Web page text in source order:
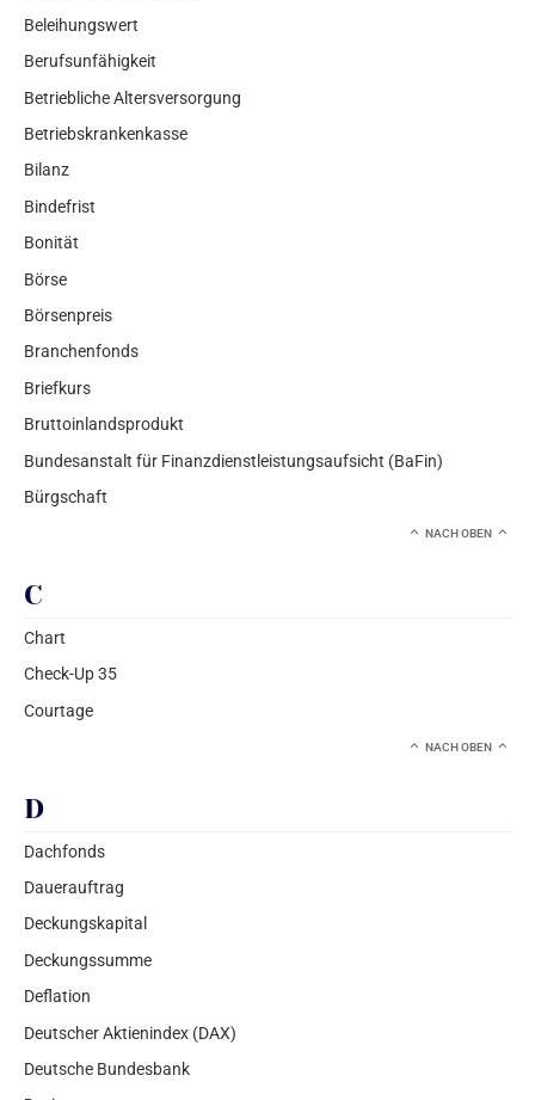
Beleihungswert
Berufsunfähigkeit
Betriebliche Altersversorgung
Betriebskrankenkasse
Bilanz
Bindefrist
Bonität
Börse
Börsenpreis
Branchenfonds
Briefkurs
Bruttoinlandsprodukt
Bundesanstalt für Finanzdienstleistungsaufsicht (BaFin)
Bürgschaft
NACH OBEN
C
Chart
Check-Up 35
Courtage
NACH OBEN
D
Dachfonds
Dauerauftrag
Deckungskapital
Deckungssumme
Deflation
Deutscher Aktienindex (DAX)
Deutsche Bundesbank